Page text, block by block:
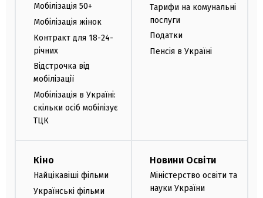
Мобілізація 50+
Мобілізація жінок
Контракт для 18-24-
річних
Відстрочка від
мобілізації
Мобілізація в Україні:
скільки осіб мобілізує
ТЦК
Тарифи на комунальні
послуги
Податки
Пенсія в Україні
Кіно
Найцікавіші фільми
Українські фільми
Новини Освіти
Міністерство освіти та
науки України